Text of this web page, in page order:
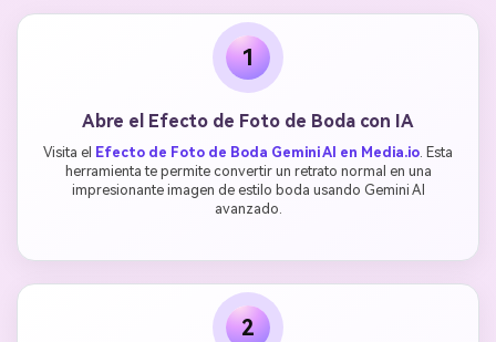
1
Abre el Efecto de Foto de Boda con IA
Visita el Efecto de Foto de Boda Gemini AI en Media.io. Esta
herramienta te permite convertir un retrato normal en una
impresionante imagen de estilo boda usando Gemini AI
avanzado.
2